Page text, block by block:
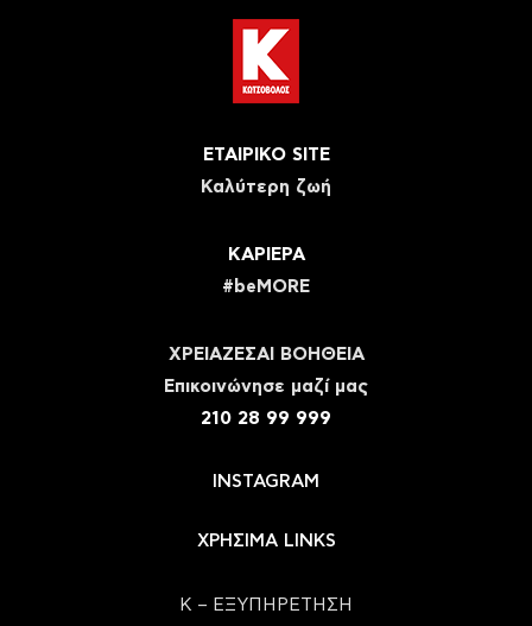
ΕΤΑΙΡΙΚΟ SITE
Καλύτερη ζωή
ΚΑΡΙΕΡΑ
#beMORE
ΧΡΕΙΑΖΕΣΑΙ ΒΟΗΘΕΙΑ
Eπικοινώνησε μαζί μας
210 28 99 999
INSTAGRAM
ΧΡΗΣΙΜΑ LINKS
Κ – ΕΞΥΠΗΡΕΤΗΣΗ